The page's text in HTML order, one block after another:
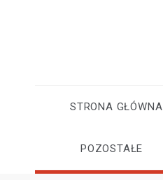
STRONA GŁÓWNA
POZOSTAŁE